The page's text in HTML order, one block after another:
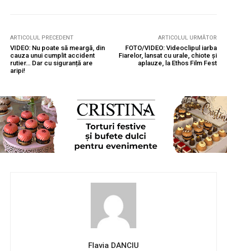
ARTICOLUL PRECEDENT
VIDEO: Nu poate să meargă, din
cauza unui cumplit accident
rutier… Dar cu siguranță are
aripi!
ARTICOLUL URMĂTOR
FOTO/VIDEO: Videoclipul iarba
Fiarelor, lansat cu urale, chiote şi
aplauze, la Ethos Film Fest
Flavia DANCIU